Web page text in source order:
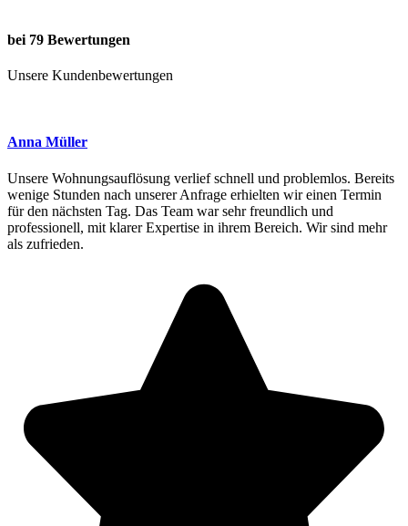
bei 79 Bewertungen
Unsere Kundenbewertungen
Anna Müller
Unsere Wohnungsauflösung verlief schnell und problemlos. Bereits
wenige Stunden nach unserer Anfrage erhielten wir einen Termin
für den nächsten Tag. Das Team war sehr freundlich und
professionell, mit klarer Expertise in ihrem Bereich. Wir sind mehr
als zufrieden.